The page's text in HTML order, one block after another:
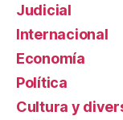
Judicial
Internacional
Economía
Política
Cultura y